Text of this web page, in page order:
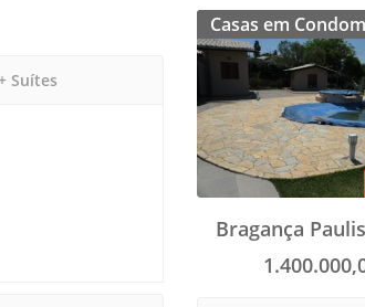
Suítes
Casas em
Bragança